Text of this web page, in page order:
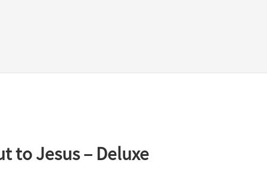
to Jesus – Deluxe